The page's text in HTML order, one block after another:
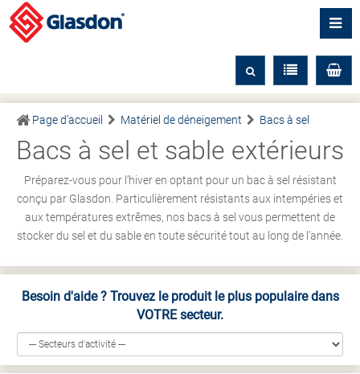
Page d’accueil Matériel de déneigement Bacs à sel
Bacs à sel et sable extérieurs
Préparez-vous pour l’hiver en optant pour un bac à sel résistant
conçu par Glasdon. Particulièrement résistants aux intempéries et
aux températures extrêmes, nos bacs à sel vous permettent de
stocker du sel et du sable en toute sécurité tout au long de l’année.
Besoin d'aide ? Trouvez le produit le plus populaire dans
VOTRE secteur.